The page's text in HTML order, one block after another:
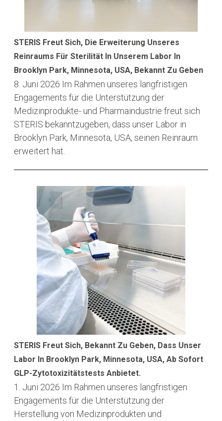
STERIS Freut Sich, Die Erweiterung Unseres
Reinraums Für Sterilität In Unserem Labor In
Brooklyn Park, Minnesota, USA, Bekannt Zu Geben
8. Juni 2026 Im Rahmen unseres langfristigen
Engagements für die Unterstützung der
Medizinprodukte- und Pharmaindustrie freut sich
STERIS bekanntzugeben, dass unser Labor in
Brooklyn Park, Minnesota, USA, seinen Reinraum
erweitert hat.
STERIS Freut Sich, Bekannt Zu Geben, Dass Unser
Labor In Brooklyn Park, Minnesota, USA, Ab Sofort
GLP-Zytotoxizitätstests Anbietet.
1. Juni 2026 Im Rahmen unseres langfristigen
Engagements für die Unterstützung der
Herstellung von Medizinprodukten und